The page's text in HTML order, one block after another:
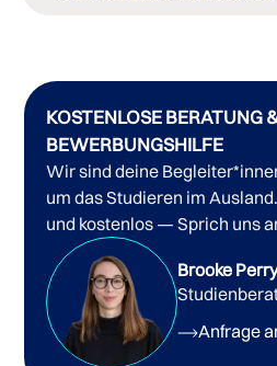
KOSTENLOSE BERATUNG
BEWERBUNGSHILFE
Wir sind deine
um das Studieren im
und kostenlos — Sprich uns
Brooke
Anfrage